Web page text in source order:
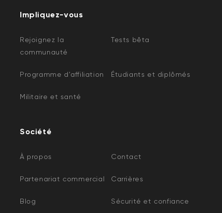
Impliquez-vous
Rejoignez la
communauté
Tests bêta
Programme d'affiliation Étudiants et diplômés
Militaire et santé
Société
À propos Contact
Partenariat commercial Carrières
Blog Sécurité et confiance